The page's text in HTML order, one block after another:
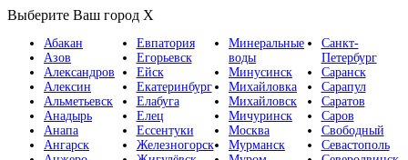
Выберите Ваш город X
Абакан
Азов
Александров
Алексин
Альметьевск
Анадырь
Анапа
Ангарск
Евпатория
Егорьевск
Ейск
Екатеринбург
Елабуга
Елец
Ессентуки
Железногорск
Минеральные
воды
Минусинск
Михайловка
Михайловск
Мичуринск
Москва
Мурманск
Санкт-
Петербург
Саранск
Сарапул
Саратов
Саров
Свободный
Севастополь